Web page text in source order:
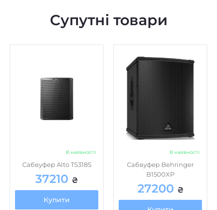
Супутні товари
В наявності
Сабвуфер Alto TS318S
37210 ₴
Купити
В наявності
Сабвуфер Behringer
B1500XP
27200 ₴